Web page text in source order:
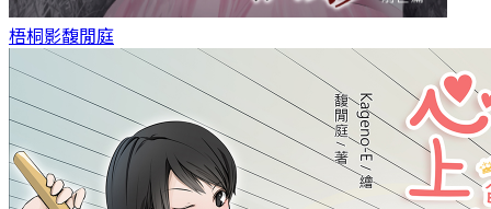
梧桐影馥閒庭